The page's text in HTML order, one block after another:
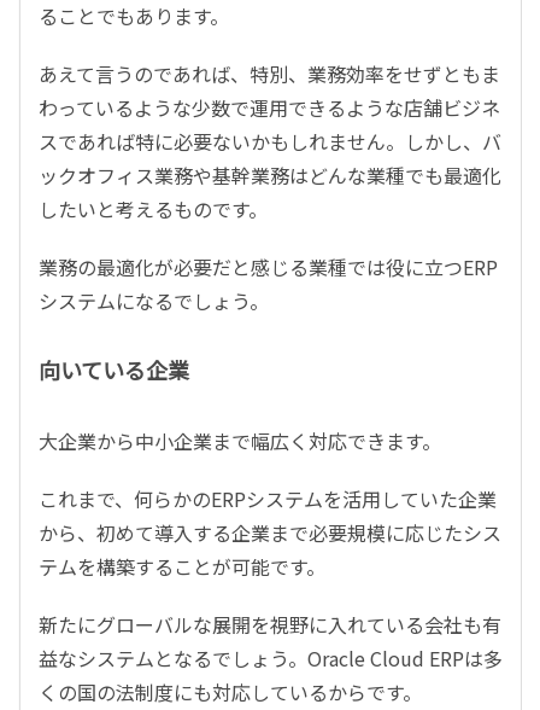
ることでもあります。
あえて言うのであれば、特別、業務効率をせずともま
わっているような少数で運用できるような店舗ビジネ
スであれば特に必要ないかもしれません。しかし、バ
ックオフィス業務や基幹業務はどんな業種でも最適化
したいと考えるものです。
業務の最適化が必要だと感じる業種では役に立つERP
システムになるでしょう。
向いている企業
大企業から中小企業まで幅広く対応できます。
これまで、何らかのERPシステムを活用していた企業
から、初めて導入する企業まで必要規模に応じたシス
テムを構築することが可能です。
新たにグローバルな展開を視野に入れている会社も有
益なシステムとなるでしょう。Oracle Cloud ERPは多
くの国の法制度にも対応しているからです。